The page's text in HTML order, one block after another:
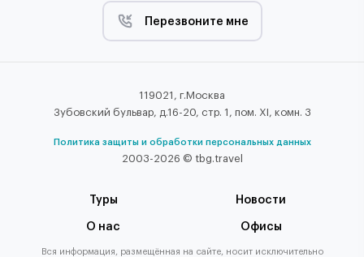
Перезвоните мне
119021, г.Москва
Зубовский бульвар, д.16-20, стр. 1, пом. XI, комн. 3
Политика защиты и обработки персональных данных
2003-2026 © tbg.travel
Туры Новости
О нас Офисы
Вся информация, размещённая на сайте, носит исключительно